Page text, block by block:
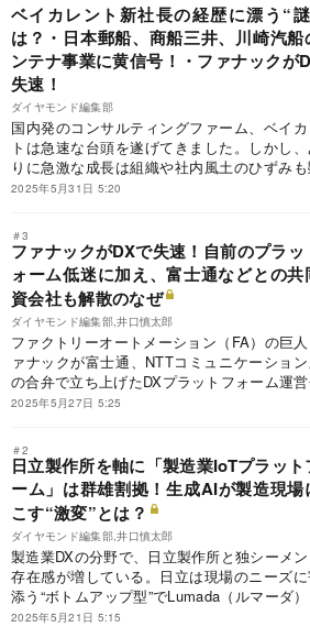
より従業員の士気が下がる。そこで、今回
業界の1億円以上もらう役員と従業員の年
ランキングを作成。年収1億円以上の経営
一般社員の年収格差の実態は？実名ランキン
136人を検証する。
ベイカレント新社長の経歴に漂う“
は？・日本郵船、商船三井、川崎汽船
ンテナ事業に黄信号！・ファナックが
失速！
ダイヤモンド編集部
国内発のコンサルティングファーム、ベイ
トは急速な台頭を遂げてきました。しかし、
りに急激な成長は組織や社内風土のひずみ
化させつつあります。爆速成長の陰でベイカ
ていきます。謎多きコンサルタントともい
トップの「超華麗キャリア」の実相とは。
2025年5月31日 5:20
＃3
ファナックがDXで失速！自前のプラッ
ォーム低迷に加え、富士通などとの共
資会社も解散のなぜ
ダイヤモンド編集部,井口慎太郎
ファクトリーオートメーション（FA）の巨
ァナックが富士通、NTTコミュニケーション
の合弁で立ち上げたDXプラットフォーム運
が今春、ひっそりと解散した。失敗の要因に
二つの製造業向けDXプラットフォームの活
調になった理由を徹底分析するとともに、
の巨人の蹉跌から、モノ売りからコト売り
る難しさを明らかにする。
2025年5月27日 5:25
＃2
日立製作所を軸に「製造業IoTプラット
ーム」は群雄割拠！生成AIが製造現場
こす“激変”とは？
ダイヤモンド編集部,井口慎太郎
製造業DXの分野で、日立製作所と独シーメ
存在感が増している。日立は現場のニーズに
添う“ボトムアップ型”でLumada（ルマーダ
開し、実装と改善の伴走力で国内市場を席巻
2025年5月21日 5:15